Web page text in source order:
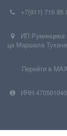
+7(911) 716 85
ИП Румянцева
ца Маршала
Перейти в MAX
ИНН